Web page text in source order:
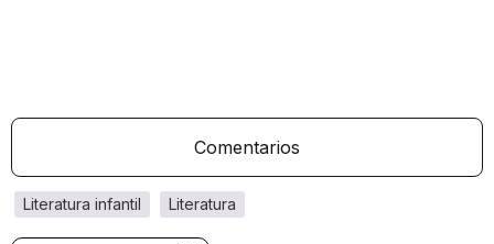
Comentarios
literatura
literatura infantil